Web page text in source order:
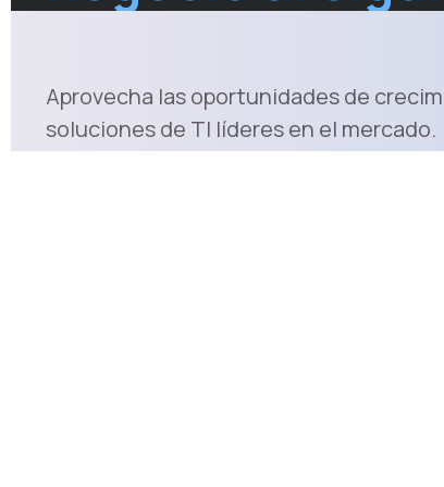
Aprovecha las oportunidades de
soluciones de TI líderes en el mercado.